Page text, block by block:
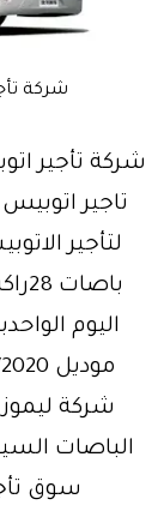
شركة تأجير
شركة تأجير
شركة
الباصات
سوق